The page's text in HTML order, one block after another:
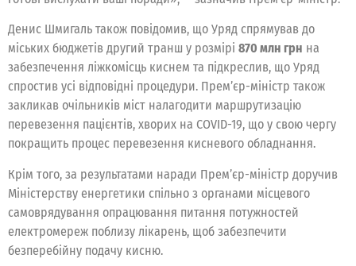
Денис Шмигаль також повідомив, що Уряд спрямував до
міських бюджетів другий транш у розмірі 870 млн грн на
забезпечення ліжкомісць киснем та підкреслив, що Уряд
спростив усі відповідні процедури. Прем’єр-міністр також
закликав очільників міст налагодити маршрутизацію
перевезення пацієнтів, хворих на COVID-19, що у свою чергу
покращить процес перевезення кисневого обладнання.
Крім того, за результатами наради Прем’єр-міністр доручив
Міністерству енергетики спільно з органами місцевого
самоврядування опрацювання питання потужностей
електромереж поблизу лікарень, щоб забезпечити
безперебійну подачу кисню.